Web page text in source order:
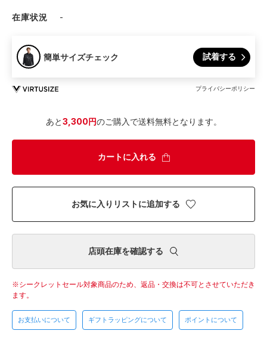
在庫状況 -
簡単サイズチェック 試着する
プライバシーポリシー
あと3,300円のご購入で送料無料となります。
カートに入れる
お気に入りリストに追加する
店頭在庫を確認する
シークレットセール対象商品のため、返品・交換は不可とさせていただき
ます。
お支払いについて ギフトラッピングについて ポイントについて